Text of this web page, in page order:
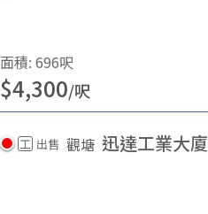
面積: 696呎
$4,300/呎
工 出售 觀塘 迅達工業大廈